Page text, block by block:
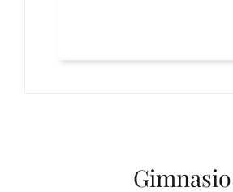
Gimnasio